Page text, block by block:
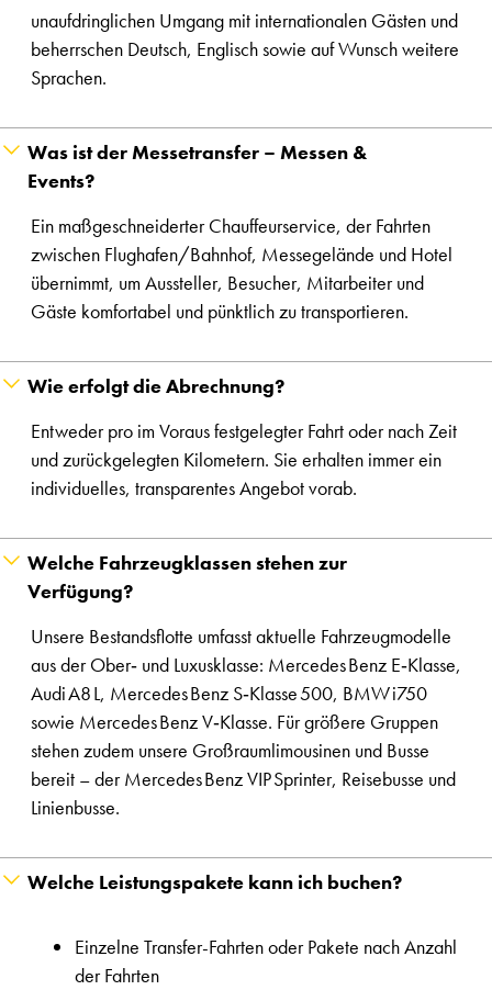
unaufdringlichen Umgang mit internationalen Gästen und
beherrschen Deutsch, Englisch sowie auf Wunsch weitere
Sprachen.
Was ist der Messetransfer – Messen &
Events?
Ein maßgeschneiderter Chauffeurservice, der Fahrten
zwischen Flughafen/Bahnhof, Messegelände und Hotel
übernimmt, um Aussteller, Besucher, Mitarbeiter und
Gäste komfortabel und pünktlich zu transportieren.
Wie erfolgt die Abrechnung?
Entweder pro im Voraus festgelegter Fahrt oder nach Zeit
und zurückgelegten Kilometern. Sie erhalten immer ein
individuelles, transparentes Angebot vorab.
Welche Fahrzeugklassen stehen zur
Verfügung?
Unsere Bestandsflotte umfasst aktuelle Fahrzeugmodelle
aus der Ober‑ und Luxusklasse: Mercedes Benz E‑Klasse,
Audi A8 L, Mercedes Benz S‑Klasse 500, BMW i750
sowie Mercedes Benz V‑Klasse. Für größere Gruppen
stehen zudem unsere Großraumlimousinen und Busse
bereit – der Mercedes Benz VIP Sprinter, Reisebusse und
Linienbusse.
Welche Leistungspakete kann ich buchen?
Einzelne Transfer-Fahrten oder Pakete nach Anzahl
der Fahrten